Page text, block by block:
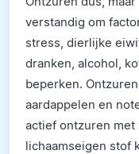
verstandig om
stress, dierlijke
dranken, alcohol,
beperken.
aardappelen en
actief ontzuren met
lichaamseigen stof